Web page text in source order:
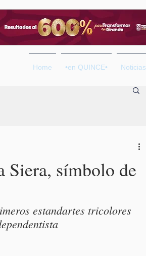
Home •en QUINCE• Noticias
Siera, símbolo de
estandartes tricolores